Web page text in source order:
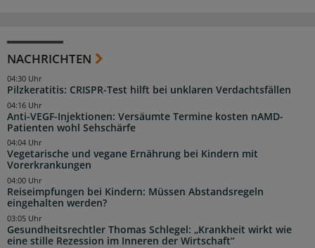
NACHRICHTEN
Pilzkeratitis: CRISPR-Test hilft bei unklaren Verdachtsfällen
04:30 Uhr
Anti-VEGF-Injektionen: Versäumte Termine kosten nAMD-
Patienten wohl Sehschärfe
04:16 Uhr
Vegetarische und vegane Ernährung bei Kindern mit
Vorerkrankungen
04:04 Uhr
Reiseimpfungen bei Kindern: Müssen Abstandsregeln
eingehalten werden?
04:00 Uhr
Gesundheitsrechtler Thomas Schlegel: „Krankheit wirkt wie
eine stille Rezession im Inneren der Wirtschaft“
03:05 Uhr